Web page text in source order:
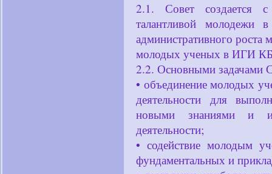
2.1. Совет создается
талантливой молодежи
административного
молодых ученых в ИГИ
2.2. Основными задачами
• объединение молодых
деятельности для
новыми знаниями и
деятельности;
• содействие молодым
фундаментальных и